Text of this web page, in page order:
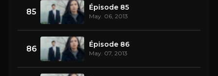
85 Épisode 85
May. 06, 2013
86 Épisode 86
May. 07, 2013